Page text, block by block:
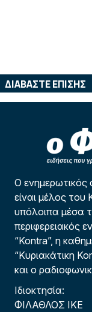
ΔΙΑΒΑΣΤΕ ΕΠΙΣΗΣ
Ο ενημερωτικός
είναι μέλος
υπόλοιπα μέσα
περιφερειακός
“Kontra”, η
“Κυριακάτικη
και ο
Ιδιοκτησία:
ΦΙΛΑΘΛΟΣ ΙΚΕ